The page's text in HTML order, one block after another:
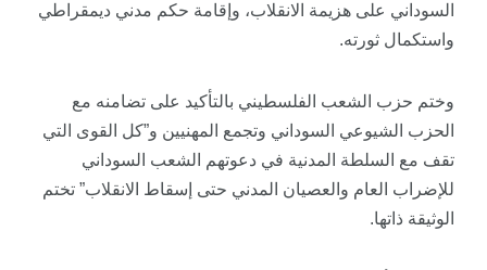
السوداني على هزيمة الانقلاب، وإقامة حكم مدني ديمقراطي
واستكمال ثورته.
وختم حزب الشعب الفلسطيني بالتأكيد على تضامنه مع
الحزب الشيوعي السوداني وتجمع المهنيين و”كل القوى التي
تقف مع السلطة المدنية في دعوتهم الشعب السوداني
للإضراب العام والعصيان المدني حتى إسقاط الانقلاب” تختم
الوثيقة ذاتها.